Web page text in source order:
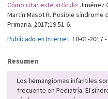
Cómo citar este artículo: Jiménez
Martín Masot R. Posible síndrome
Primaria. 2017;19:51-6.
Publicado en Internet: 10-01-2017 -
Resumen
Los hemangiomas infantiles
frecuente en Pediatría. El